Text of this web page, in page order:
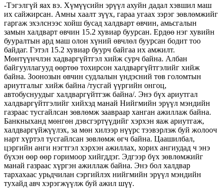
-Тэгэлгүй яах вэ. Хүмүүсийн эрүүл ахуйн дадал хэвшил маш
их сайжирсан. Амны хаалт зүүх, гараа угаах зэрэг зөвлөмжийг
гаргаж эхэлснээс хойш бусад халдварт өвчин, амьсгалын
замын халдварт өвчин 15.2 хувиар буурсан. Ердөө нэг хувийн
бууралтын ард маш олон хүний өвчлөл буурсан бодит тоо
байдаг. Гэтэл 15.2 хувиар буурч байгаа их амжилт.
Мөнтүүнчлэн хадваргүйтгэл хийж сурч байна. Албан
байгууллагууд өөртөө тохирсон халдваргүйтгэлийг хийж
байна. Зоонозын өвчин судлалын үндэсний төв голомтын
ариутгалыг хийж байна /тусгай үүргийн онгоц,
автобуснуудыг халдваргүйтгэж байна/. Энэ бүх ариутгал
халдваргүйтгэлийг хийхэд манай Нийгмийн эрүүл мэндийн
газраас тусгайлсан зөвлөмж заавраар ханган ажиллаж байна.
Банкныханд мөнгөн дэвсгэртүүдийг хэрхэн яаж ариутгаж,
халдваргүйжүүлэх, за мөн хилээр нүүрс тээвэрлэж буй жолооч
нарт хүртэл тусгайлсан зөвлөмж өгч байна. Цаашилбал,
цэргийн анги нэгтгэл хэрхэн ажиллах, хорих ангиудад ч энэ
бүхэн өөр өөр горимоор хийгддэг. Эдгээр бүх зөвлөмжийг
манай газраас хүргэн ажиллаж байна. Энэ бол халдвар
тархахаас урьдчилан сэргийлэх нийгмийн эрүүл мэндийн
тухайд авч хэрэгжүүлж буй ажил шүү.